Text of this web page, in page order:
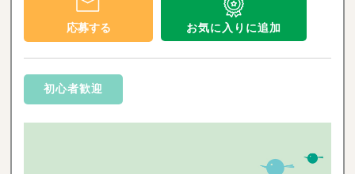
応募する お気に入りに追加
初心者歓迎